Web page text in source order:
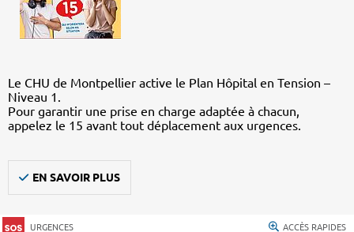
Le CHU de Montpellier active le Plan Hôpital en Tension –
Niveau 1.
Pour garantir une prise en charge adaptée à chacun,
appelez le 15 avant tout déplacement aux urgences.
EN SAVOIR PLUS
URGENCES ACCÈS RAPIDES